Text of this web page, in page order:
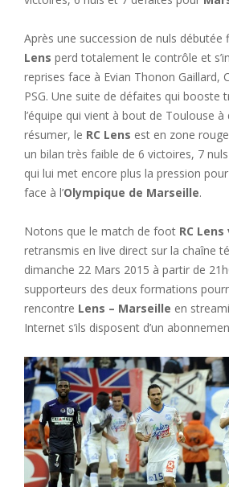
Après une succession de nuls débutée
Lens perd totalement le contrôle et
reprises face à Evian Thonon Gaillard,
PSG. Une suite de défaites qui booste
l’équipe qui vient à bout de Toulouse
résumer, le RC Lens est en zone
un bilan très faible de 6 victoires, 7
qui lui met encore plus la pression
face à l’Olympique de Marseille.
Notons que le match de foot RC Lens
retransmis en live direct sur la chaîne
dimanche 22 Mars 2015 à partir de
supporteurs des deux formations
rencontre Lens – Marseille en
Internet s’ils disposent d’un